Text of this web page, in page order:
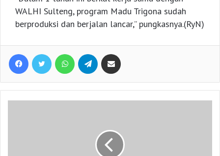
WALHI Sulteng, program Madu Trigona sudah
berproduksi dan berjalan lancar,” pungkasnya.(RyN)
Facebook Twitter WhatsApp Telegram